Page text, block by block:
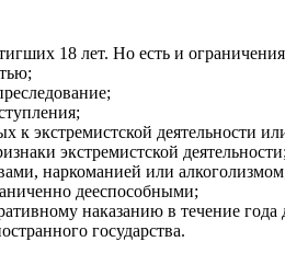
18 лет. Но есть и
к экстремистской деятельности
экстремистской деятельности;
наркоманией или
дееспособными;
наказанию в течение года
государства.